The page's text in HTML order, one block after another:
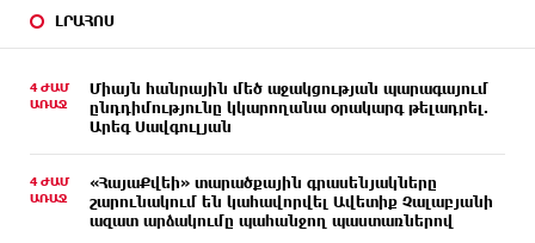
ԼՐԱՀՈՍ
4 ԺԱՄ
ԱՌԱՋ
Միայն հանրային մեծ աջակցության պարագայում
ընդդիմությունը կկարողանա օրակարգ թելադրել.
Արեգ Սավգուլյան
4 ԺԱՄ
ԱՌԱՋ
«ՀայաՔվեի» տարածքային գրասենյակները
շարունակում են կահավորվել Ավետիք Չալաբյանի
ազատ արձակումը պահանջող պաստառներով